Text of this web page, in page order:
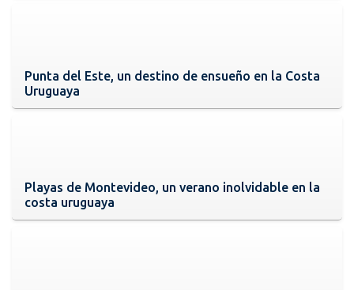
Punta del Este, un destino de ensueño en la Costa
Uruguaya
Playas de Montevideo, un verano inolvidable en la
costa uruguaya